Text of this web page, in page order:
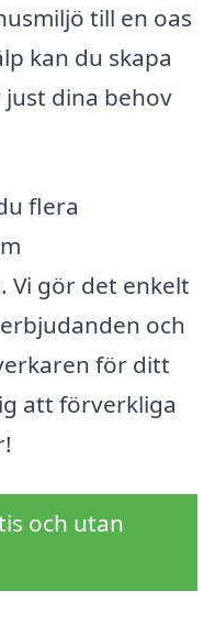
till en oas
kan du skapa
dina behov
flera
Vi gör det enkelt
och
för ditt
att förverkliga
och utan